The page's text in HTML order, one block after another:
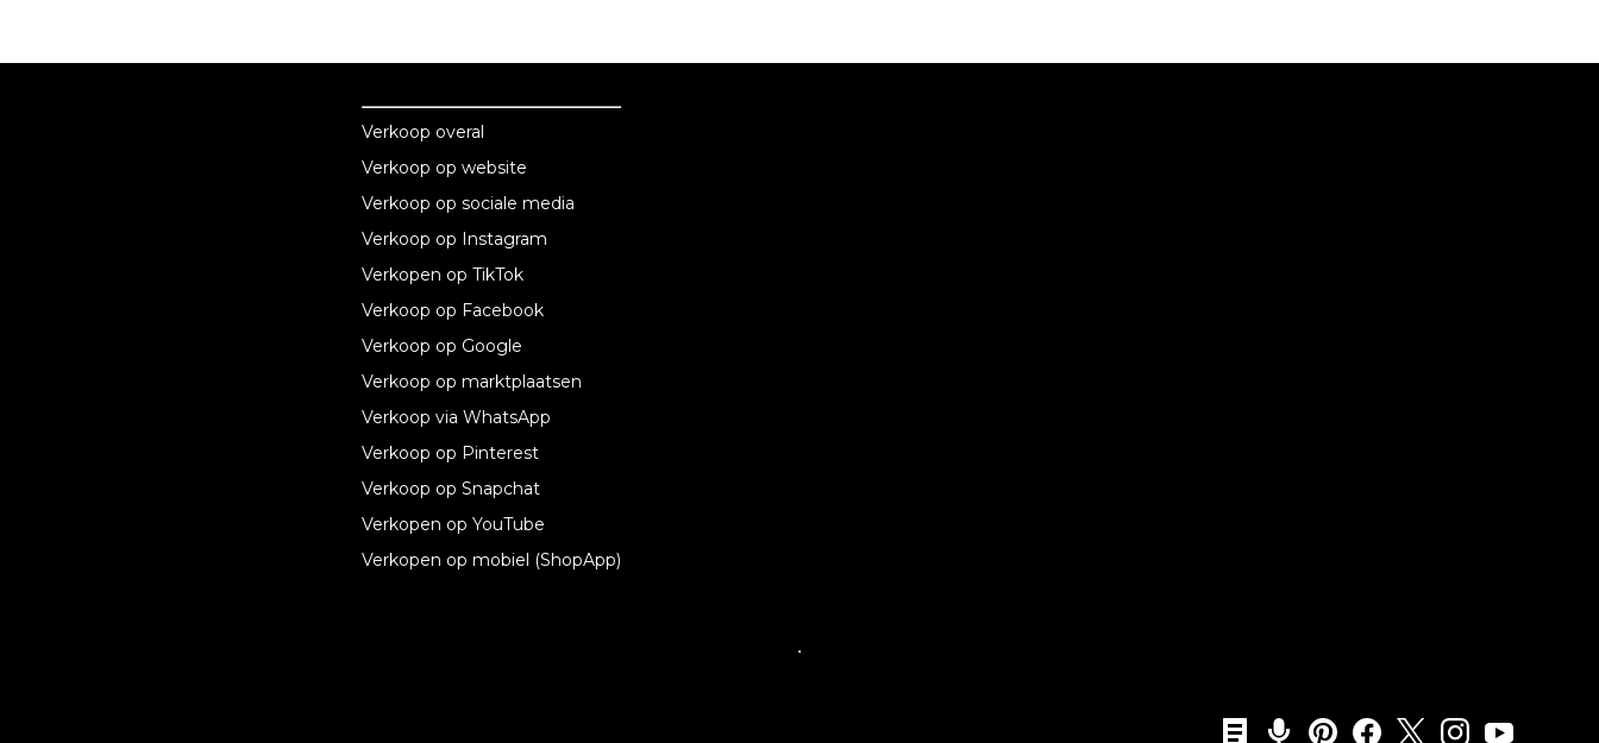
Verkoop overal
Verkoop op website
Verkoop op sociale media
Verkoop op Instagram
Verkopen op TikTok
Verkoop op Facebook
Verkoop op Google
Verkoop op marktplaatsen
Verkoop via WhatsApp
Verkoop op Pinterest
Verkoop op Snapchat
Verkopen op YouTube
Verkopen op mobiel (ShopApp)